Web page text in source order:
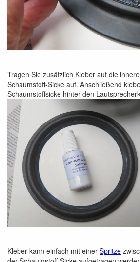
Tragen Sie zusätzlich Kleber auf die
Schaumstoff-Sicke auf. Anschließend
Schaumstoffsicke hinter den
Kleber kann einfach mit einer Spritze